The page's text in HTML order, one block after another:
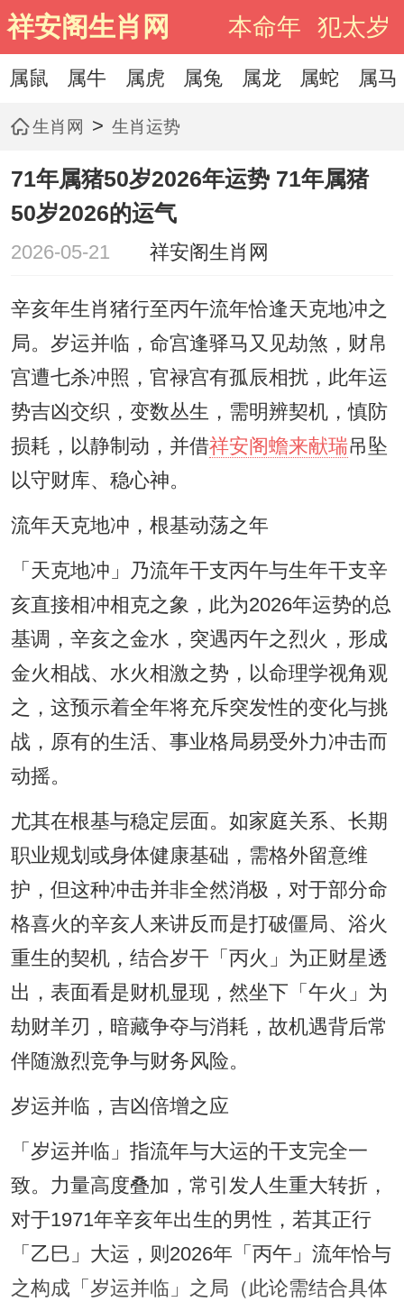
祥安阁生肖网 本命年 犯太岁
属鼠 属牛 属虎 属兔 属龙 属蛇 属马
生肖网 > 生肖运势
71年属猪50岁2026年运势 71年属猪
50岁2026的运气
2026-05-21 祥安阁生肖网
辛亥年生肖猪行至丙午流年恰逢天克地冲之
局。岁运并临，命宫逢驿马又见劫煞，财帛
宫遭七杀冲照，官禄宫有孤辰相扰，此年运
势吉凶交织，变数丛生，需明辨契机，慎防
损耗，以静制动，并借祥安阁蟾来献瑞吊坠
以守财库、稳心神。
流年天克地冲，根基动荡之年
「天克地冲」乃流年干支丙午与生年干支辛
亥直接相冲相克之象，此为2026年运势的总
基调，辛亥之金水，突遇丙午之烈火，形成
金火相战、水火相激之势，以命理学视角观
之，这预示着全年将充斥突发性的变化与挑
战，原有的生活、事业格局易受外力冲击而
动摇。
尤其在根基与稳定层面。如家庭关系、长期
职业规划或身体健康基础，需格外留意维
护，但这种冲击并非全然消极，对于部分命
格喜火的辛亥人来讲反而是打破僵局、浴火
重生的契机，结合岁干「丙火」为正财星透
出，表面看是财机显现，然坐下「午火」为
劫财羊刃，暗藏争夺与消耗，故机遇背后常
伴随激烈竞争与财务风险。
岁运并临，吉凶倍增之应
「岁运并临」指流年与大运的干支完全一
致。力量高度叠加，常引发人生重大转折，
对于1971年辛亥年出生的男性，若其正行
「乙巳」大运，则2026年「丙午」流年恰与
之构成「岁运并临」之局（此论需结合具体